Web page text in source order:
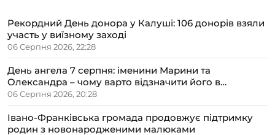
Рекордний День донора у Калуші: 106 донорів взяли
участь у виїзному заході
06 Серпня 2026, 22:28
День ангела 7 серпня: іменини Марини та
Олександра – чому варто відзначити його в
сімейному колі
06 Серпня 2026, 20:28
Івано-Франківська громада продовжує підтримку
родин з новонародженими малюками